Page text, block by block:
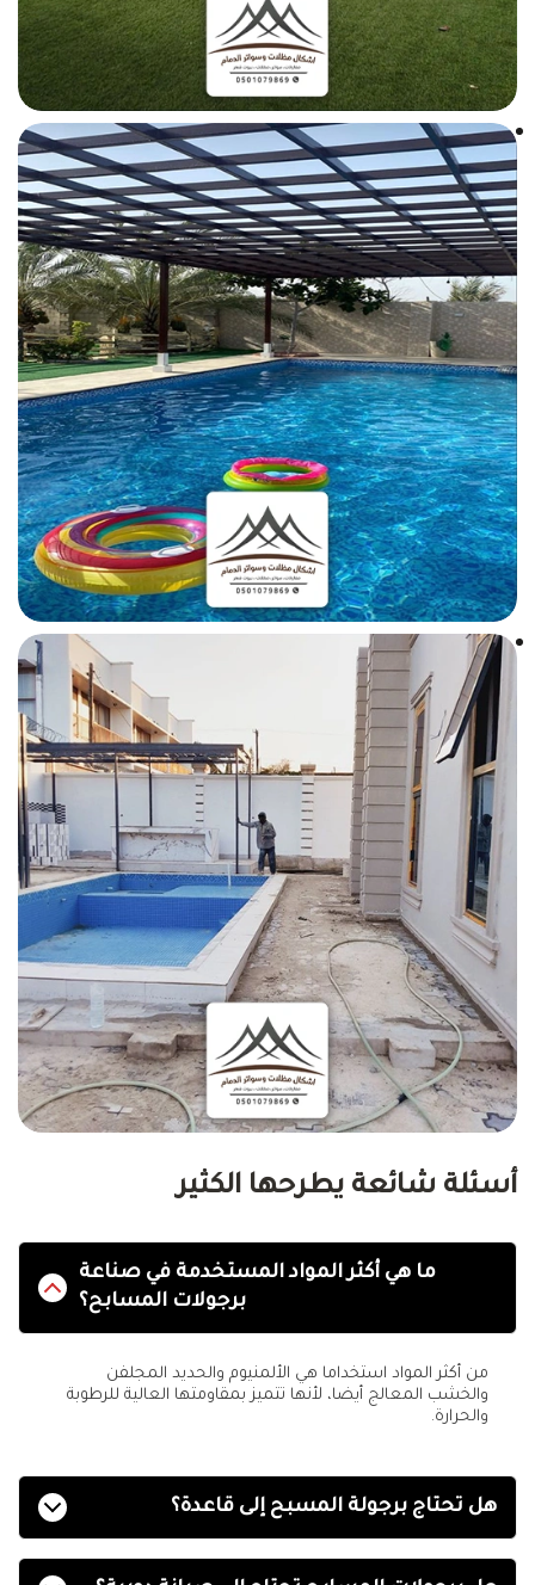
أسئلة شائعة يطرحها الكثير
ما هي أكثر المواد المستخدمة في صناعة
برجولات المسابح؟
من أكثر المواد استخداما هي الألمنيوم والحديد المجلفن
والخشب المعالج أيضا، لأنها تتميز بمقاومتها العالية للرطوبة
والحرارة.
هل تحتاج برجولة المسبح إلى قاعدة؟